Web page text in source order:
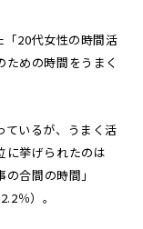
「20代女性の時間活
めの時間をうまく
ているが、うまく活
に挙げられたのは
合間の時間」
％）。